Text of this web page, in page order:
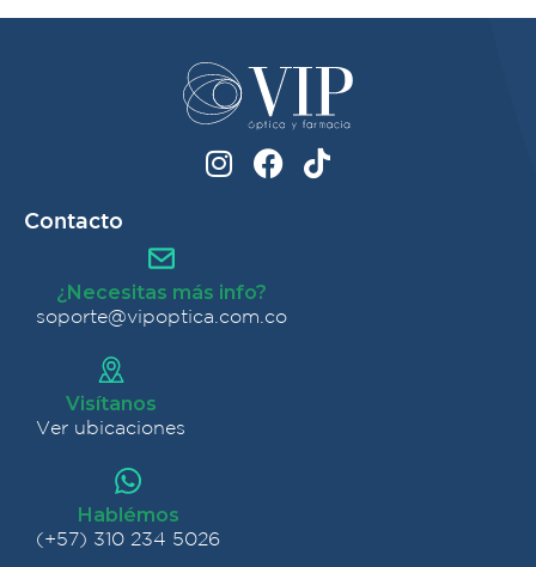
Contacto
¿Necesitas más info?
soporte@vipoptica.com.co
Visítanos
Ver ubicaciones
Hablémos
(+57) 310 234 5026